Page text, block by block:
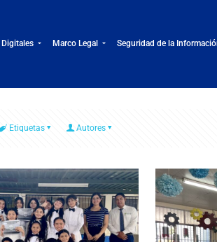
Digitales Marco Legal Seguridad de la
Etiquetas Autores